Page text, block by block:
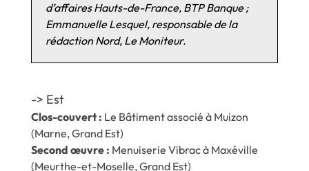
d’affaires Hauts-de-France, BTP Banque ;
Emmanuelle Lesquel, responsable de la
rédaction Nord, Le Moniteur.
-> Est
Clos-couvert : Le Bâtiment associé à Muizon
(Marne, Grand Est)
Second œuvre : Menuiserie Vibrac à Maxéville
(Meurthe-et-Moselle, Grand Est)